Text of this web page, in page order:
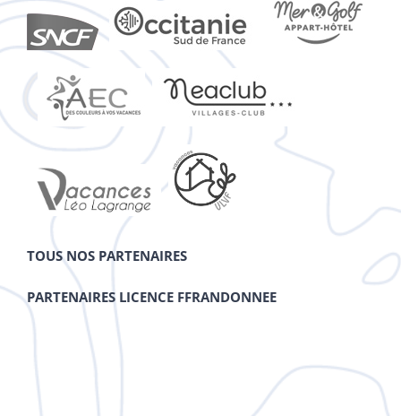
TOUS NOS PARTENAIRES
PARTENAIRES LICENCE FFRANDONNEE